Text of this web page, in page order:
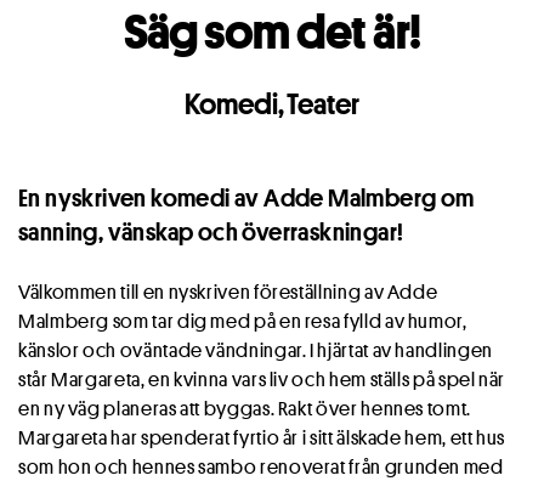
Säg som det är!
Komedi,Teater
En nyskriven komedi av Adde Malmberg om
sanning, vänskap och överraskningar!
Välkommen till en nyskriven föreställning av Adde
Malmberg som tar dig med på en resa fylld av humor,
känslor och oväntade vändningar. I hjärtat av handlingen
står Margareta, en kvinna vars liv och hem ställs på spel när
en ny väg planeras att byggas. Rakt över hennes tomt.
Margareta har spenderat fyrtio år i sitt älskade hem, ett hus
som hon och hennes sambo renoverat från grunden med